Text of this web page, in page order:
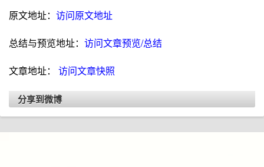
原文地址： 访问原文地址
总结与预览地址： 访问文章预览/总结
文章地址： 访问文章快照
分享到微博